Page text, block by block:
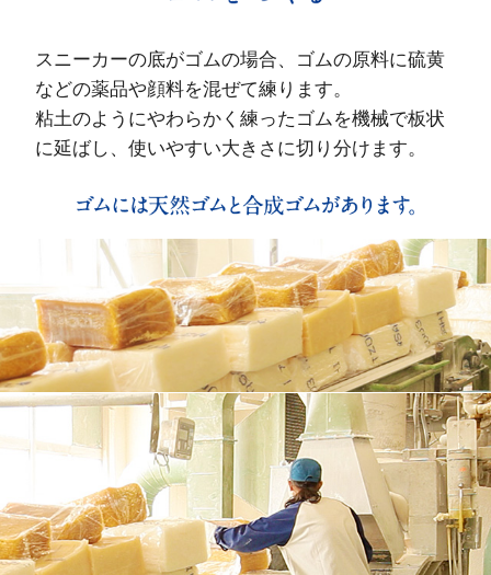
スニーカーの底がゴムの場合、ゴムの原料に硫黄
などの薬品や顔料を混ぜて練ります。
粘土のようにやわらかく練ったゴムを機械で板状
に延ばし、使いやすい大きさに切り分けます。